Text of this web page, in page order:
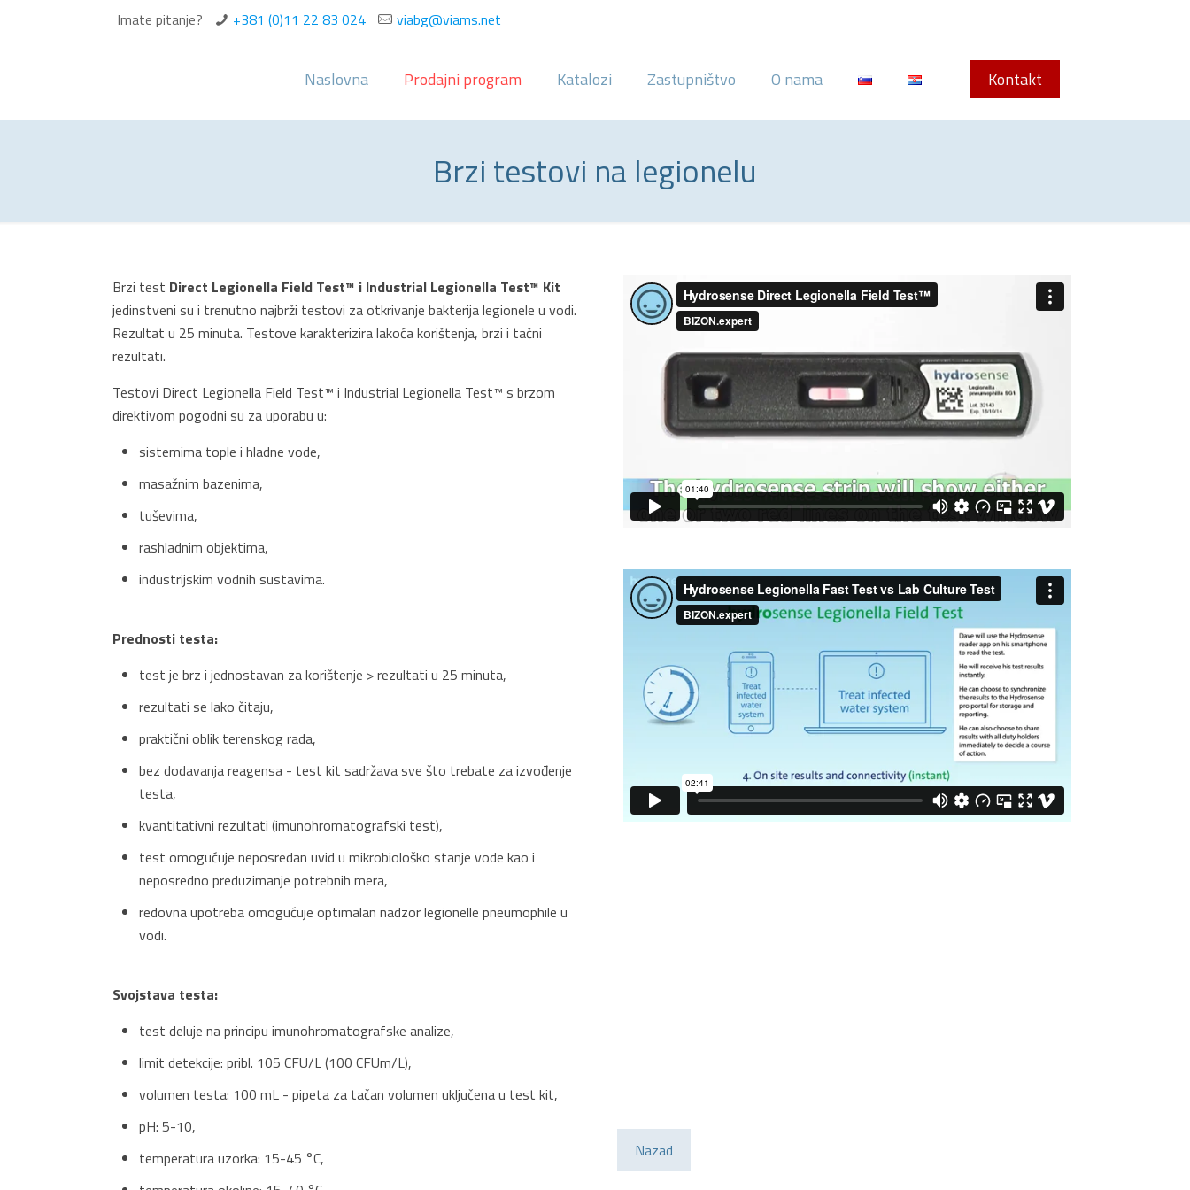
Imate pitanje? +381 (0)11 22 83 024 viabg@viams.net
Naslovna Prodajni program Katalozi Zastupništvo O nama Kontakt
Brzi testovi na legionelu
Brzi test Direct Legionella Field Test™ i Industrial Legionella Test™ Kit
jedinstveni su i trenutno najbrži testovi za otkrivanje bakterija legionele u vodi.
Rezultat u 25 minuta. Testove karakterizira lakoća korištenja, brzi i tačni
rezultati.
Testovi Direct Legionella Field Test™ i Industrial Legionella Test™ s brzom
direktivom pogodni su za uporabu u:
sistemima tople i hladne vode,
masažnim bazenima,
tuševima,
rashladnim objektima,
industrijskim vodnih sustavima.
Prednosti testa:
test je brz i jednostavan za korištenje > rezultati u 25 minuta,
rezultati se lako čitaju,
praktični oblik terenskog rada,
bez dodavanja reagensa - test kit sadržava sve što trebate za izvođenje
testa,
kvantitativni rezultati (imunohromatografski test),
test omogućuje neposredan uvid u mikrobiološko stanje vode kao i
neposredno preduzimanje potrebnih mera,
redovna upotreba omogućuje optimalan nadzor legionelle pneumophile u
vodi.
Svojstava testa:
test deluje na principu imunohromatografske analize,
limit detekcije: pribl. 105 CFU/L (100 CFUm/L),
volumen testa: 100 mL - pipeta za tačan volumen uključena u test kit,
pH: 5-10,
temperatura uzorka: 15-45 °C,
Nazad